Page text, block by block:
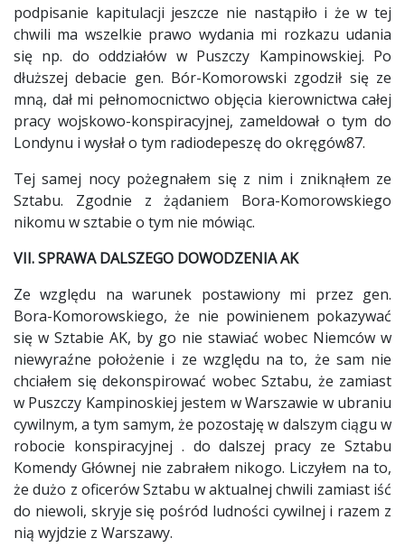
podpisanie kapitulacji jeszcze nie nastąpiło i że w tej
chwili ma wszelkie prawo wydania mi rozkazu udania
się np. do oddziałów w Puszczy Kampinowskiej. Po
dłuższej debacie gen. Bór-Komorowski zgodził się ze
mną, dał mi pełnomocnictwo objęcia kierownictwa całej
pracy wojskowo-konspiracyjnej, zameldował o tym do
Londynu i wysłał o tym radiodepeszę do okręgów87.
Tej samej nocy pożegnałem się z nim i zniknąłem ze
Sztabu. Zgodnie z żądaniem Bora-Komorowskiego
nikomu w sztabie o tym nie mówiąc.
VII. SPRAWA DALSZEGO DOWODZENIA AK
Ze względu na warunek postawiony mi przez gen.
Bora-Komorowskiego, że nie powinienem pokazywać
się w Sztabie AK, by go nie stawiać wobec Niemców w
niewyraźne położenie i ze względu na to, że sam nie
chciałem się dekonspirować wobec Sztabu, że zamiast
w Puszczy Kampinoskiej jestem w Warszawie w ubraniu
cywilnym, a tym samym, że pozostaję w dalszym ciągu w
robocie konspiracyjnej . do dalszej pracy ze Sztabu
Komendy Głównej nie zabrałem nikogo. Liczyłem na to,
że dużo z oficerów Sztabu w aktualnej chwili zamiast iść
do niewoli, skryje się pośród ludności cywilnej i razem z
nią wyjdzie z Warszawy.